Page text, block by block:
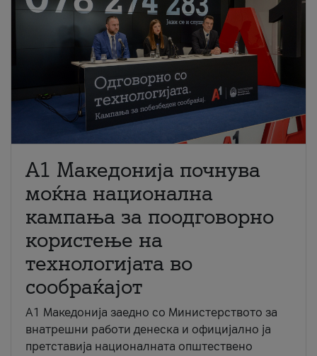
A1 Македонија почнува
моќна национална
кампања за поодговорно
користење на
технологијата во
сообраќајот
A1 Македонија заедно со Министерството за
внатрешни работи денеска и официјално ја
претставија националната општествено